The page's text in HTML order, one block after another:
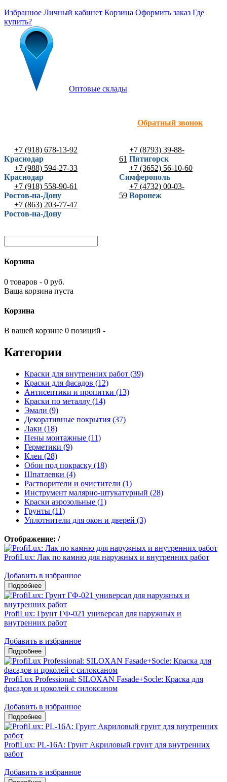
Избранное Личный кабинет Корзина Оформить заказ Где
купить?
Оптовые склады
Обратный звонок
+7 (918) 678-13-92
Краснодар
+7 (988) 594-27-33
Краснодар
+7 (918) 558-90-61
Ростов-на-Дону
+7 (863) 203-77-47
Ростов-на-Дону
+7 (8793) 39-88-
61 Пятигорск
+7 (3652) 56-10-60
Симферополь
+7 (4732) 00-03-
59 Воронеж
Корзина
0 товаров - 0 руб.
Ваша корзина пуста
Корзина
В вашей корзине 0 позиций -
Категории
Краски для внутренних работ (39)
Краски для фасадов (12)
Антисептики и пропитки (13)
Краски по металлу (14)
Эмали (9)
Декоративные покрытия (37)
Лаки (18)
Пены монтажные (11)
Герметики (9)
Клеи (28)
Обои под покраску (18)
Шпатлевки (4)
Растворители и очистители (1)
Инструмент малярно-штукатурный (28)
Краски аэрозольные (1)
Грунты (11)
Уплотнители для окон и дверей (3)
Отображение: /
ProfiLux: Лак по камню для наружных и внутренних работ
Добавить в избранное
ProfiLux: Грунт ГФ-021 универсал для наружных и
внутренних работ
Добавить в избранное
ProfiLux Professional: SILOXAN Fasade+Socle: Краска для
фасадов и цоколей c силоксаном
Добавить в избранное
ProfiLux: PL-16A: Грунт Акриловый грунт для внутренних
работ
Добавить в избранное